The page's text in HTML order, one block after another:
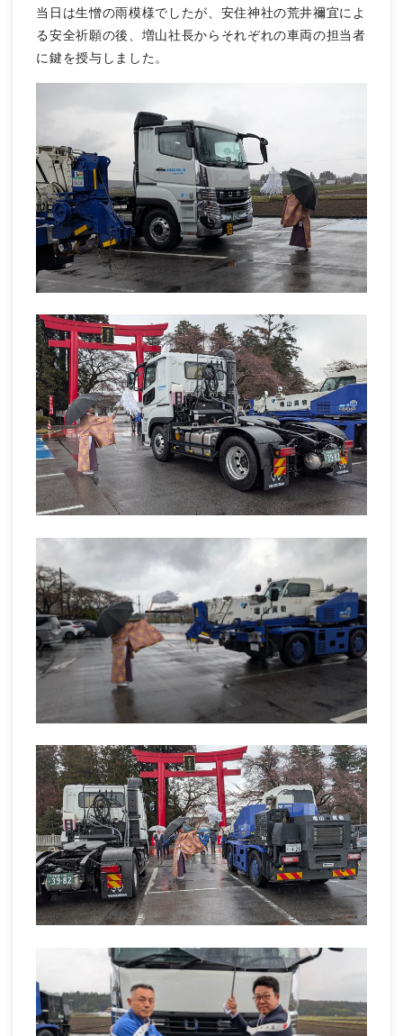
当日は生憎の雨模様でしたが、安住神社の荒井禰宜によ
る安全祈願の後、増山社長からそれぞれの車両の担当者
に鍵を授与しました。